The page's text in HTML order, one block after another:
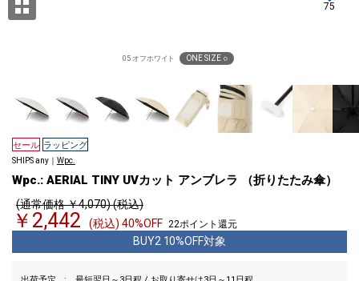
75
05 オフホワイト ONE SIZE ○
セール ラッピング
SHIPS any｜ Wpc.
Wpc.: AERIAL TINY UVカット アンブレラ （折りたたみ傘）
(通常価格 ￥4,070) (税込)
￥2,442 (税込) 40%OFF 22ポイント還元
BUY2 10%OFF対象